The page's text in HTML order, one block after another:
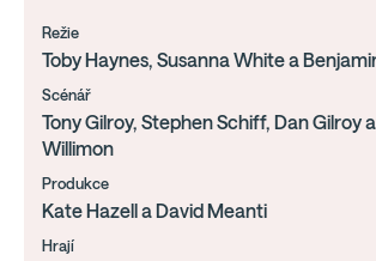
Režie
Toby Haynes, Susanna White a
Scénář
Tony Gilroy, Stephen Schiff, Dan Gilroy
Willimon
Produkce
Kate Hazell a David Meanti
Hrají